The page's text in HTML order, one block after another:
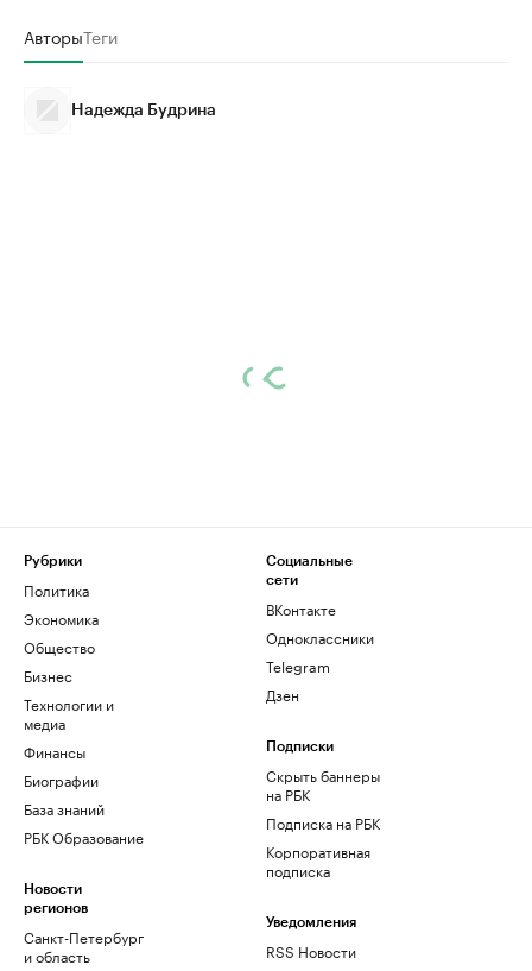
АвторыТеги
Надежда Будрина
Рубрики
Политика
Экономика
Общество
Бизнес
Технологии и
медиа
Финансы
Биографии
База знаний
РБК Образование
Новости
регионов
Санкт-Петербург
и область
Социальные
сети
ВКонтакте
Одноклассники
Telegram
Дзен
Подписки
Скрыть баннеры
на РБК
Подписка на РБК
Корпоративная
подписка
Уведомления
RSS Новости